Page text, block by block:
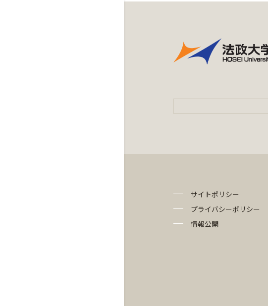
サイトポリシー
プライバシーポリシー
情報公開